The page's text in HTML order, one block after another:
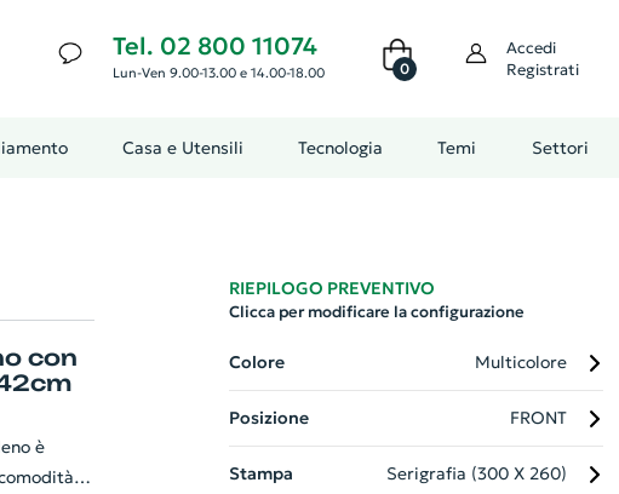
Tel. 02 800 11074
Lun-Ven 9.00-13.00 e 14.00-18.00 0
Accedi
Registrati
Casa e Utensili Tecnologia Temi Settori
con
è
RIEPILOGO PREVENTIVO
Clicca per modificare la configurazione
Colore Multicolore
Posizione FRONT
Stampa Serigrafia (300 X 260)